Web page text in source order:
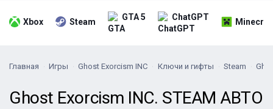
Xbox Steam GTA 5 ChatGPT
Главная Игры Ghost Exorcism INC Ключи и гифты Steam
Ghost Exorcism INC. STEAM АВТО